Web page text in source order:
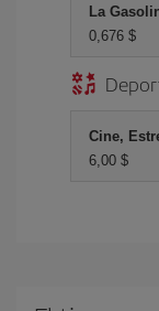
La
0,676 $
Cine,
6,00 $